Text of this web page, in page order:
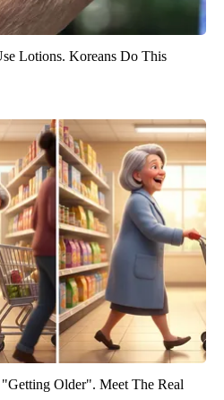
Lotions. Koreans Do This
Older". Meet The Real